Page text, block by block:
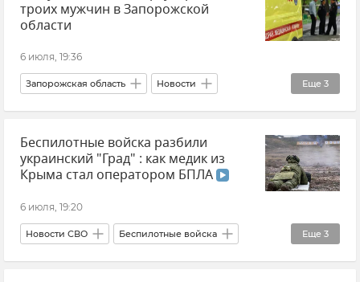
троих мужчин в Запорожской
области
6 июля, 19:36
Еще 3
Запорожская область Новости
Евгений Балицкий Обстрелы ВСУ
Атаки ВСУ
Беспилотные войска разбили
украинский "Град" : как медик из
Крыма стал оператором БПЛА
6 июля, 19:20
Еще 3
Новости СВО Беспилотные войска
Министерство обороны РФ Крым